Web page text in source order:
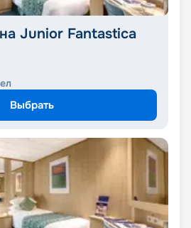
Junior Fantastica
Выбрать